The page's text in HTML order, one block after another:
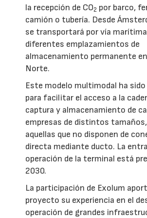
la recepción de CO2 por barco,
camión o tubería. Desde
se transportará por vía
diferentes emplazamientos de
almacenamiento permanente
Norte.
Este modelo multimodal ha
para facilitar el acceso a la
captura y almacenamiento de
empresas de distintos
aquellas que no disponen de
directa mediante ducto. La
operación de la terminal está
2030.
La participación de Exolum
proyecto su experiencia en el
operación de grandes